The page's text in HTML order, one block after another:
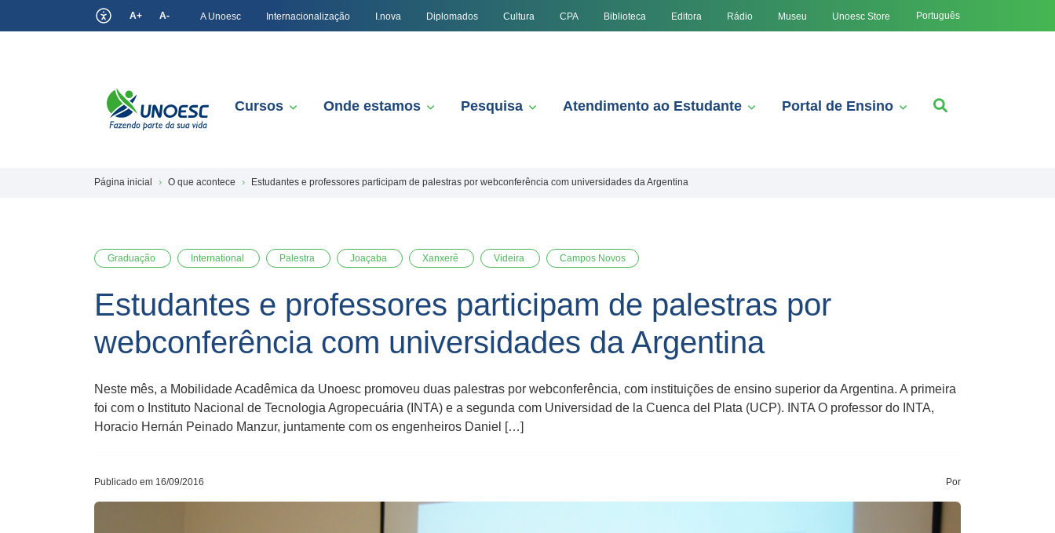
A+ A- A Unoesc Internacionalização I.nova Diplomados Cultura CPA Biblioteca Editora Rádio Museu Unoesc Store Português
Cursos Onde estamos Pesquisa Atendimento ao Estudante Portal de Ensino
Página inicial O que acontece Estudantes e professores participam de palestras por webconferência com universidades da Argentina
Graduação International Palestra Joaçaba Xanxerê Videira Campos Novos
Estudantes e professores participam de palestras por
webconferência com universidades da Argentina
Neste mês, a Mobilidade Acadêmica da Unoesc promoveu duas palestras por webconferência, com instituições de ensino superior da Argentina. A primeira
foi com o Instituto Nacional de Tecnologia Agropecuária (INTA) e a segunda com Universidad de la Cuenca del Plata (UCP). INTA O professor do INTA,
Horacio Hernán Peinado Manzur, juntamente com os engenheiros Daniel […]
Publicado em 16/09/2016 Por